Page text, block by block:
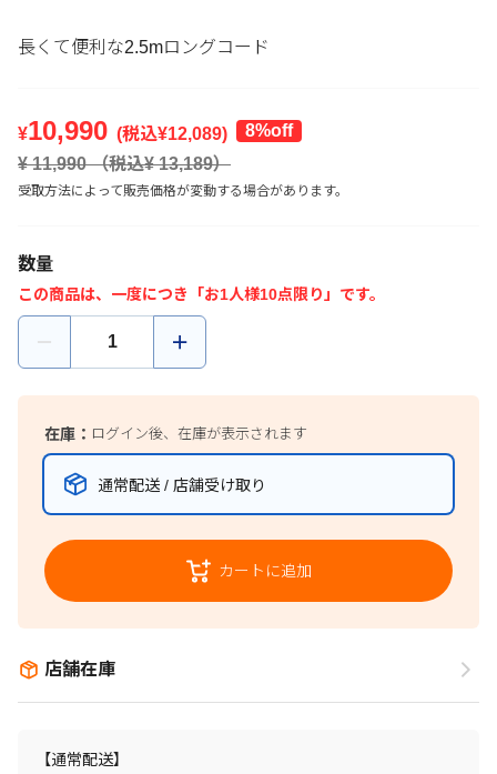
長くて便利な2.5mロングコード
¥10,990 (税込¥12,089)
8%off
¥ 11,990（税込¥13,189）
受取方法によって販売価格が変動する場合があります。
数量
この商品は、一度につき「お1人様10点限り」です。
在庫： ログイン後、在庫が表示されます
通常配送 / 店舗受け取り
カートに追加
店舗在庫
【通常配送】